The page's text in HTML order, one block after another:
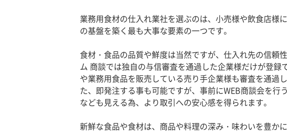
業務用食材の仕入れ業社を選ぶのは、小売様や飲食店様
の基盤を築く最も大事な要素の一つです。
食材・食品の品質や鮮度は当然ですが、仕入れ先の信頼
ム 商談では独自の与信審査を通過した企業様だけが登録
や業務用食品を販売している売り手企業様も審査を通過
た、即発注する事も可能ですが、事前にWEB商談会を行
なども見える為、より取引への安心感を得られます。
新鮮な食品や食材は、商品や料理の深み・味わいを豊か